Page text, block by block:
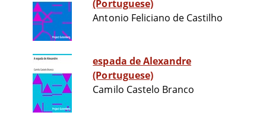
(Portuguese)
Antonio Feliciano de Castilho
espada de Alexandre
(Portuguese)
Camilo Castelo Branco